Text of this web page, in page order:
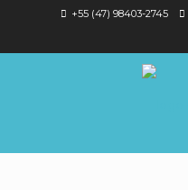
+55 (47) 98403-2745